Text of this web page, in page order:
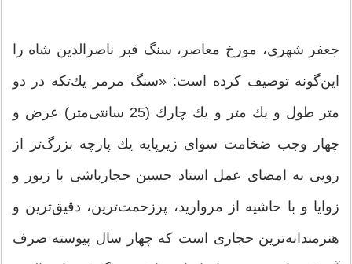
جعفر شهری، مورخ معاصر، سنگ قبر ناصرالدین‌ شاه را
این‌گونه توصیف كرده است: «سنگ مرمر یك‌تكه در دو
متر طول و یك متر و یك چارك (25 سانتی‌متر) عرض و
چهار وجب ضخامت سوای زیرپایه یك پارچه بزرگ‌تر از
رویی به امضای عمل استاد حسین حجارباشی با زیور و
زوایا و با حاشیه از مروارید، پرزحمت‌ترین، دقیق‌ترین و
هنرمندانه‌ترین حجاری است كه چهار سال پیوسته صرف